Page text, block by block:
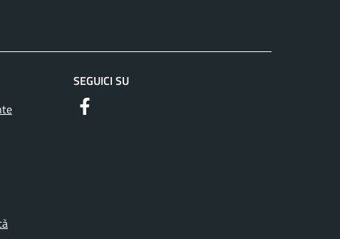
SEGUICI SU